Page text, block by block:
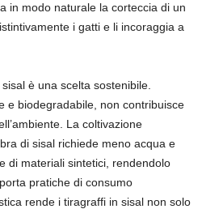
in modo naturale la corteccia di un
i gatti e li incoraggia a
è una scelta sostenibile.
e biodegradabile, non contribuisce
La coltivazione
di sisal richiede meno acqua e
di materiali sintetici, rendendolo
pratiche di consumo
rende i tiragraffi in sisal non solo